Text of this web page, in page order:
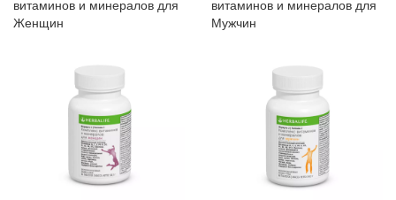
витаминов и минералов для
Женщин
витаминов и минералов для
Мужчин